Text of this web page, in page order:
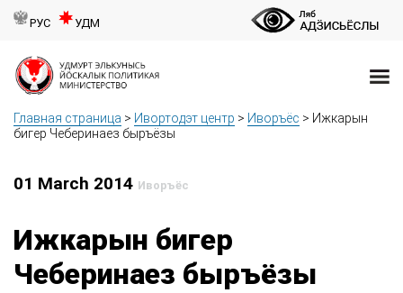
РУС УДМ
Главная страница > Ивортодэт центр > Иворъёс > Ижкарын
бигер Чеберинаез быръёзы
01 March 2014 Иворъёс
Ижкарын бигер
Чеберинаез быръёзы